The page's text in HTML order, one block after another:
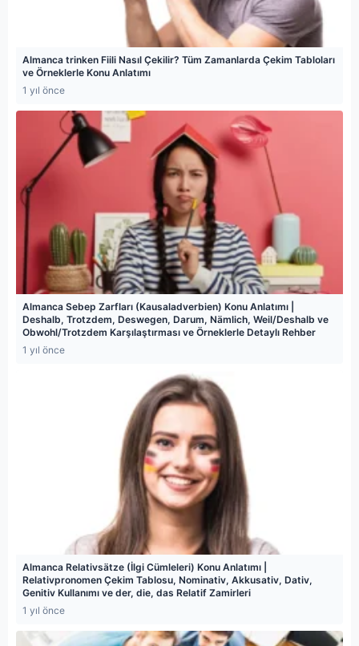
Almanca trinken Fiili Nasıl Çekilir? Tüm Zamanlarda Çekim Tabloları
ve Örneklerle Konu Anlatımı
1 yıl önce
Almanca Sebep Zarfları (Kausaladverbien) Konu Anlatımı |
Deshalb, Trotzdem, Deswegen, Darum, Nämlich, Weil/Deshalb ve
Obwohl/Trotzdem Karşılaştırması ve Örneklerle Detaylı Rehber
1 yıl önce
Almanca Relativsätze (İlgi Cümleleri) Konu Anlatımı |
Relativpronomen Çekim Tablosu, Nominativ, Akkusativ, Dativ,
Genitiv Kullanımı ve der, die, das Relatif Zamirleri
1 yıl önce